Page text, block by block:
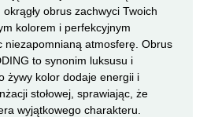
obrus zachwyci Twoich
kolorem i perfekcyjnym
niezapomnianą atmosferę. Obrus
to synonim luksusu i
żywy kolor dodaje energii i
stołowej, sprawiając, że
wyjątkowego charakteru.